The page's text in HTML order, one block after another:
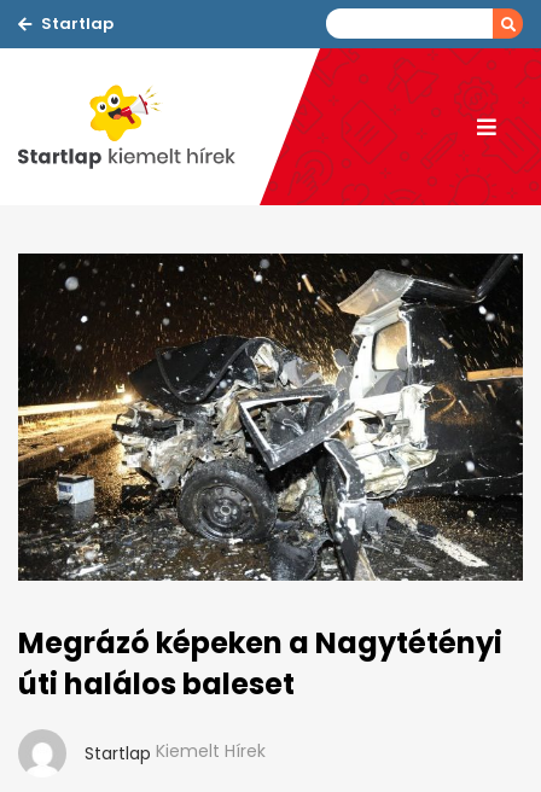
Startlap
Megrázó képeken a Nagytétényi
úti halálos baleset
Startlap Kiemelt Hírek